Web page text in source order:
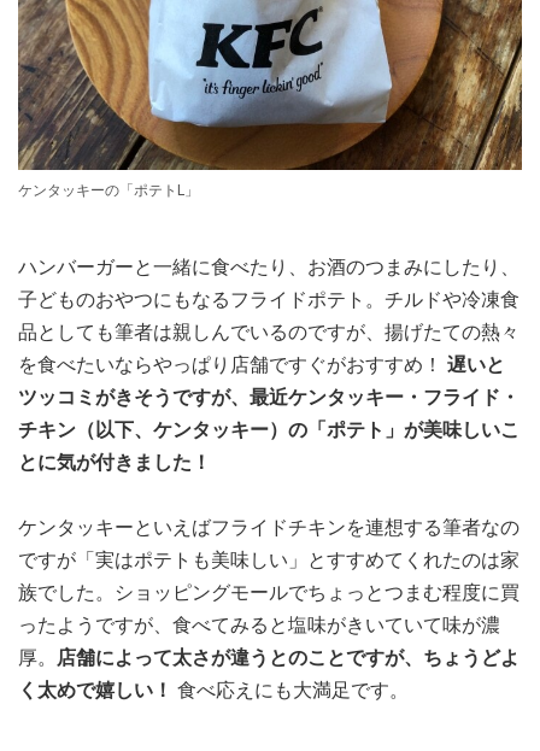
ケンタッキーの「ポテトL」
ハンバーガーと一緒に食べたり、お酒のつまみにしたり、
子どものおやつにもなるフライドポテト。チルドや冷凍食
品としても筆者は親しんでいるのですが、揚げたての熱々
を食べたいならやっぱり店舗ですぐがおすすめ！ 遅いと
ツッコミがきそうですが、最近ケンタッキー・フライド・
チキン（以下、ケンタッキー）の「ポテト」が美味しいこ
とに気が付きました！
ケンタッキーといえばフライドチキンを連想する筆者なの
ですが「実はポテトも美味しい」とすすめてくれたのは家
族でした。ショッピングモールでちょっとつまむ程度に買
ったようですが、食べてみると塩味がきいていて味が濃
厚。
店舗によって太さが違うとのことですが、ちょうどよ
く太めで嬉しい！ 食べ応えにも大満足です。